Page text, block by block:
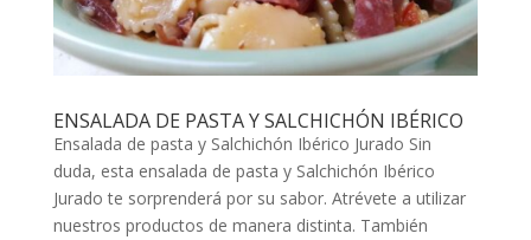
ENSALADA DE PASTA Y SALCHICHÓN IBÉRICO
Ensalada de pasta y Salchichón Ibérico Jurado Sin
duda, esta ensalada de pasta y Salchichón Ibérico
Jurado te sorprenderá por su sabor. Atrévete a utilizar
nuestros productos de manera distinta. También